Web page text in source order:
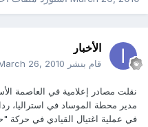
الأخبار
قام بنشر March 26, 2010
نقلت مصادر إعلامية في العاصمة
مدير محطة الموساد في استراليا،
في عملية اغتيال القيادي في